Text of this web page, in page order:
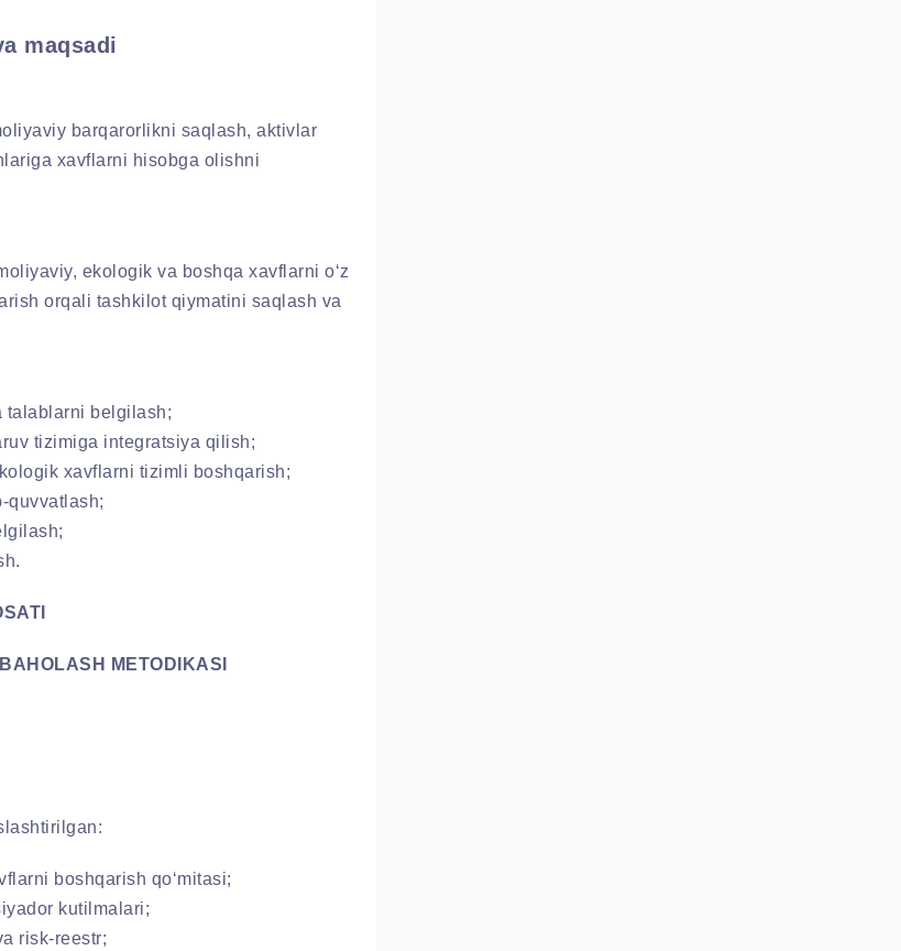
maqsadi
barqarorlikni saqlash, aktivlar
xavflarni hisobga olishni
ekologik va boshqa xavflarni o‘z
orqali tashkilot qiymatini saqlash va
talablarni belgilash;
tizimiga integratsiya qilish;
xavflarni tizimli boshqarish;
quvvatlash;
METODIKASI
boshqarish qo‘mitasi;
kutilmalari;
risk-reestr;